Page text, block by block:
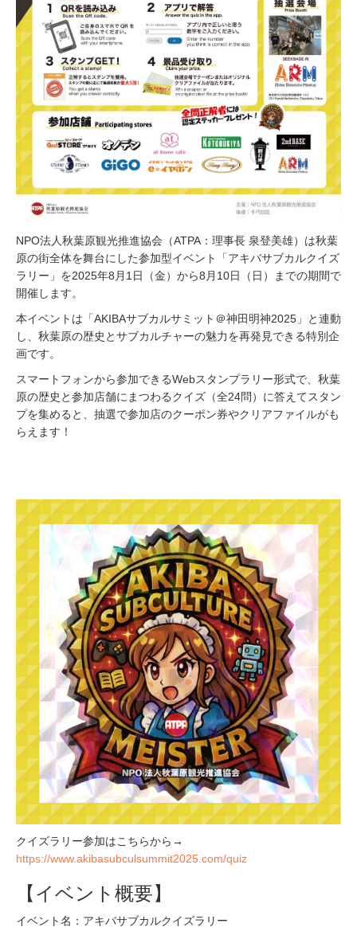
NPO法人秋葉原観光推進協会（ATPA：理事長 泉登美雄）は秋葉
原の街全体を舞台にした参加型イベント「アキバサブカルクイズ
ラリー」を2025年8月1日（金）から8月10日（日）までの期間で
開催します。
本イベントは「AKIBAサブカルサミット＠神田明神2025」と連動
し、秋葉原の歴史とサブカルチャーの魅力を再発見できる特別企
画です。
スマートフォンから参加できるWebスタンプラリー形式で、秋葉
原の歴史と参加店舗にまつわるクイズ（全24問）に答えてスタン
プを集めると、抽選で参加店のクーポン券やクリアファイルがも
らえます！
クイズラリー参加はこちらから→
https://www.akibasubculsummit2025.com/quiz
【イベント概要】
イベント名：アキバサブカルクイズラリー